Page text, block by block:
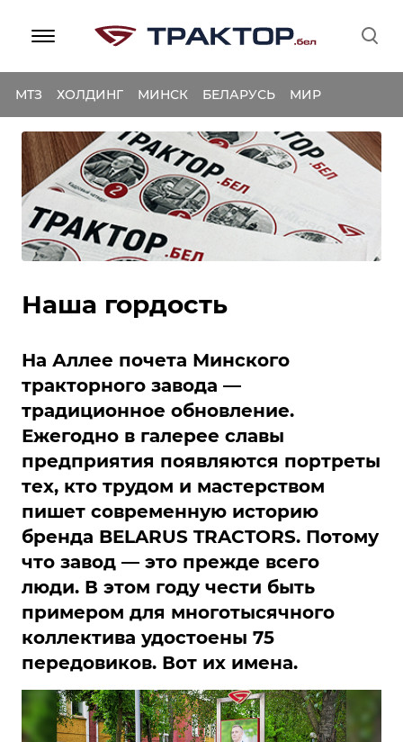
МТЗ ХОЛДИНГ МИНСК БЕЛАРУСЬ МИР
Наша гордость
На Аллее почета Минского
тракторного завода —
традиционное обновление.
Ежегодно в галерее славы
предприятия появляются портреты
тех, кто трудом и мастерством
пишет современную историю
бренда BELARUS TRACTORS. Потому
что завод — это прежде всего
люди. В этом году чести быть
примером для многотысячного
коллектива удостоены 75
передовиков. Вот их имена.